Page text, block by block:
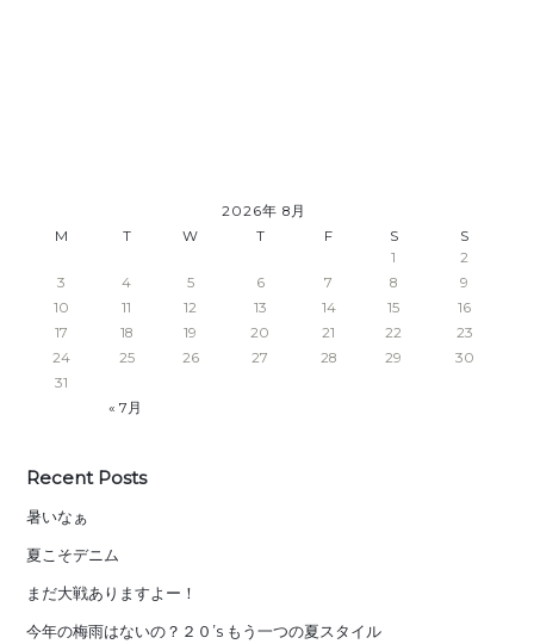
2026年 8月
M
T W T F S S
« 7月
1
2
3
4 5 6 7 8
9
10
11 12 13 14 15
16
17
18 19 20 21 22
23
24
25 26 27 28 29
30
31
Recent Posts
暑いなぁ
夏こそデニム
まだ大戦ありますよー！
今年の梅雨はないの？２０’s もう一つの夏スタイル